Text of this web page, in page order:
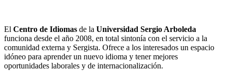
El Centro de Idiomas de la Universidad Sergio Arboleda
funciona desde el año 2008, en total sintonía con el servicio a la
comunidad externa y Sergista. Ofrece a los interesados un espacio
idóneo para aprender un nuevo idioma y tener mejores
oportunidades laborales y de internacionalización.